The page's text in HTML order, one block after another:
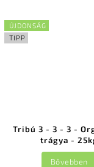
ÚJDONSÁG
TIPP
Tribú 3 - 3 - 3 -
trágya -
Bővebben